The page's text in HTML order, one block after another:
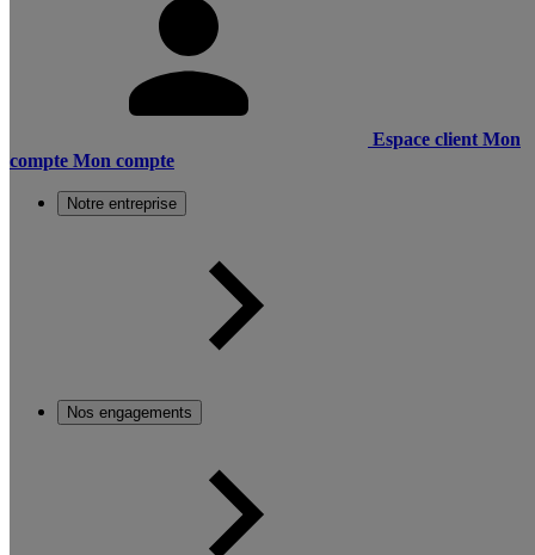
Espace client Mon
compte Mon compte
Notre entreprise
Nos engagements